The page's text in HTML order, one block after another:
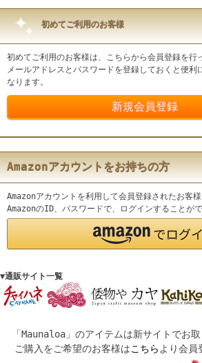
初めてご利用のお客様
初めてご利用のお客様は、こちらから会員登録を行
メールアドレスとパスワードを登録しておくと便利
なります。
Amazonアカウントをお持ちの方
Amazonアカウントを利用して会員登録されたお客様
AmazonのID、パスワードで、ログインすることがで
▼通販サイト一覧
「Maunaloa」のアイテムは新サイトでお
ご購入をご希望のお客様はこちら より会員